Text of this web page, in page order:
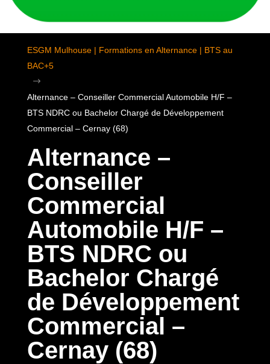
ESGM Mulhouse | Formations en Alternance | BTS au
BAC+5
$
Alternance – Conseiller Commercial Automobile H/F –
BTS NDRC ou Bachelor Chargé de Développement
Commercial – Cernay (68)
Alternance –
Conseiller
Commercial
Automobile H/F –
BTS NDRC ou
Bachelor Chargé
de Développement
Commercial –
Cernay (68)